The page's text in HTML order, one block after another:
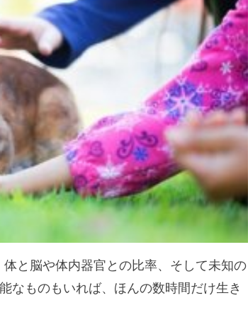
と脳や体内器官との比率、そして未知の
なものもいれば、ほんの数時間だけ生き